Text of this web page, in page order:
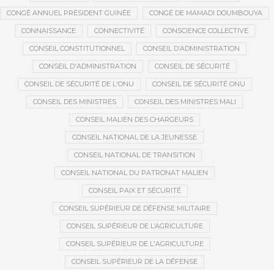
CONGÉ ANNUEL PRÉSIDENT GUINÉE CONGÉ DE MAMADI DOUMBOUYA
CONNAISSANCE CONNECTIVITÉ CONSCIENCE COLLECTIVE
CONSEIL CONSTITUTIONNEL CONSEIL D’ADMINISTRATION
CONSEIL D'ADMINISTRATION CONSEIL DE SÉCURITÉ
CONSEIL DE SÉCURITÉ DE L'ONU CONSEIL DE SÉCURITÉ ONU
CONSEIL DES MINISTRES CONSEIL DES MINISTRES MALI
CONSEIL MALIEN DES CHARGEURS
CONSEIL NATIONAL DE LA JEUNESSE
CONSEIL NATIONAL DE TRANSITION
CONSEIL NATIONAL DU PATRONAT MALIEN
CONSEIL PAIX ET SÉCURITÉ
CONSEIL SUPÉRIEUR DE DÉFENSE MILITAIRE
CONSEIL SUPÉRIEUR DE L’AGRICULTURE
CONSEIL SUPÉRIEUR DE L'AGRICULTURE
CONSEIL SUPÉRIEUR DE LA DÉFENSE